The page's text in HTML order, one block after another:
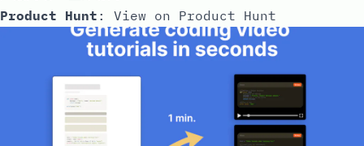
Product Hunt : View on Product Hunt